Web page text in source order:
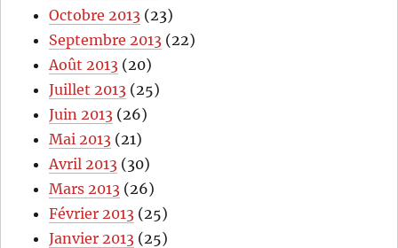
Octobre 2013 (23)
Septembre 2013 (22)
Août 2013 (20)
Juillet 2013 (25)
Juin 2013 (26)
Mai 2013 (21)
Avril 2013 (30)
Mars 2013 (26)
Février 2013 (25)
Janvier 2013 (25)